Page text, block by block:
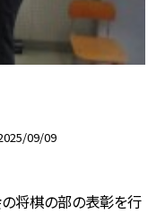
09/09
将棋の部の表彰を行